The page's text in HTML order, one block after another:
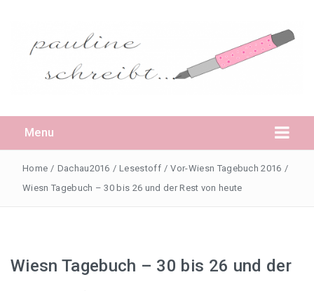
Menu
Home / Dachau2016 / Lesestoff / Vor-Wiesn Tagebuch 2016 /
Wiesn Tagebuch – 30 bis 26 und der Rest von heute
Wiesn Tagebuch – 30 bis 26 und der